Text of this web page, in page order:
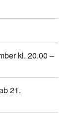
kl. 20.00 –
21.